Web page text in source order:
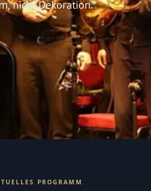
nicht Dekoration.
PROGRAMM